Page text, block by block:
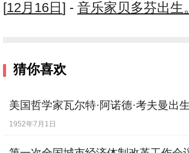
[12月16日 ] - 音乐家贝多芬出生。
猜你喜欢
美国哲学家瓦尔特·阿诺德·考夫曼出生
1952年7月1日